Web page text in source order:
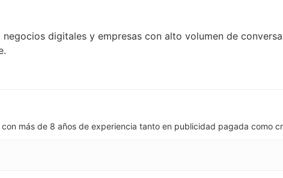
digitales y empresas con alto volumen de
más de 8 años de experiencia tanto en publicidad pagada como